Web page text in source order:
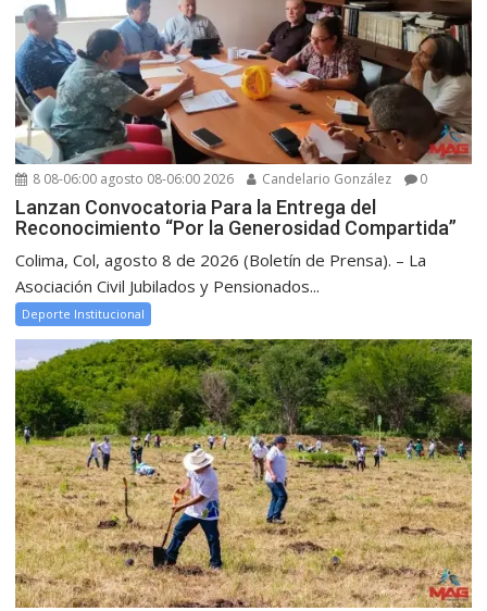
8 08-06:00 agosto 08-06:00 2026 Candelario González 0
Lanzan Convocatoria Para la Entrega del
Reconocimiento “Por la Generosidad Compartida”
Colima, Col, agosto 8 de 2026 (Boletín de Prensa). – La
Asociación Civil Jubilados y Pensionados...
Deporte Institucional